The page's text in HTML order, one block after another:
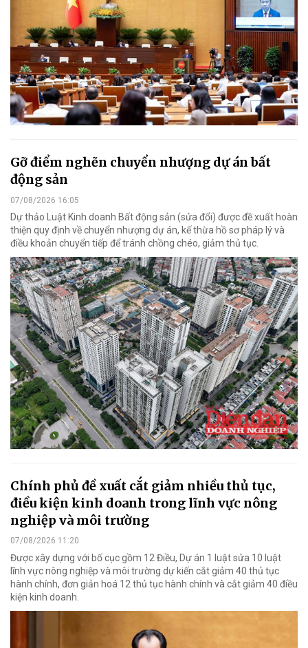
Gỡ điểm nghẽn chuyển nhượng dự án bất
động sản
07/08/2026 16:05
Dự thảo Luật Kinh doanh Bất động sản (sửa đổi) được đề xuất hoàn
thiện quy định về chuyển nhượng dự án, kế thừa hồ sơ pháp lý và
điều khoản chuyển tiếp để tránh chồng chéo, giảm thủ tục.
Chính phủ đề xuất cắt giảm nhiều thủ tục,
điều kiện kinh doanh trong lĩnh vực nông
nghiệp và môi trường
07/08/2026 11:20
Được xây dựng với bố cục gồm 12 Điều, Dự án 1 luật sửa 10 luật
lĩnh vực nông nghiệp và môi trường dự kiến cắt giảm 40 thủ tục
hành chính, đơn giản hoá 12 thủ tục hành chính và cắt giảm 40 điều
kiện kinh doanh.